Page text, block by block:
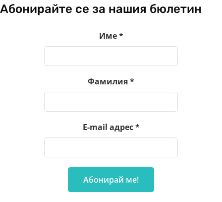
Абонирайте се за нашия бюлетин
Име*
Фамилия*
E-mail адрес*